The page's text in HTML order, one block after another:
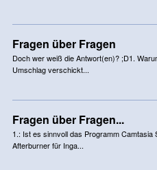
Fragen über Fragen
Doch wer weiß die Antwort(en)? ;D1.
Umschlag verschickt...
Fragen über Fragen...
1.: Ist es sinnvoll das Programm
Afterburner für Inga...